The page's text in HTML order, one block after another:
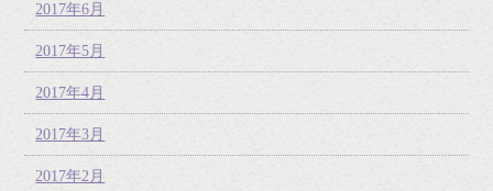
2017年6月
2017年5月
2017年4月
2017年3月
2017年2月